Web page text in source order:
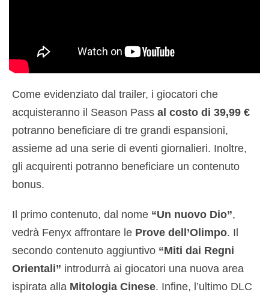
Come evidenziato dal trailer, i giocatori che
acquisteranno il Season Pass al costo di 39,99 €
potranno beneficiare di tre grandi espansioni,
assieme ad una serie di eventi giornalieri. Inoltre,
gli acquirenti potranno beneficiare un contenuto
bonus.
Il primo contenuto, dal nome “Un nuovo Dio”,
vedrà Fenyx affrontare le Prove dell’Olimpo. Il
secondo contenuto aggiuntivo “Miti dai Regni
Orientali” introdurrà ai giocatori una nuova area
ispirata alla Mitologia Cinese. Infine, l’ultimo DLC